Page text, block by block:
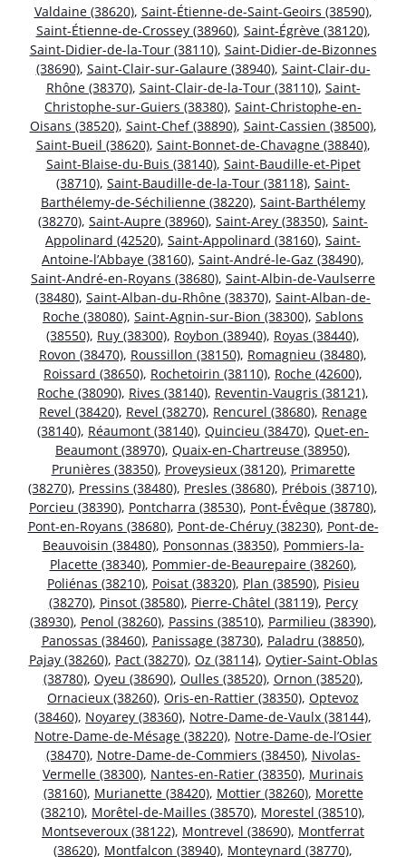
Valdaine (38620), Saint-Étienne-de-Saint-Geoirs (38590),
Saint-Étienne-de-Crossey (38960), Saint-Égrève (38120),
Saint-Didier-de-la-Tour (38110), Saint-Didier-de-Bizonnes
(38690), Saint-Clair-sur-Galaure (38940), Saint-Clair-du-
Rhône (38370), Saint-Clair-de-la-Tour (38110), Saint-
Christophe-sur-Guiers (38380), Saint-Christophe-en-
Oisans (38520), Saint-Chef (38890), Saint-Cassien (38500),
Saint-Bueil (38620), Saint-Bonnet-de-Chavagne (38840),
Saint-Blaise-du-Buis (38140), Saint-Baudille-et-Pipet
(38710), Saint-Baudille-de-la-Tour (38118), Saint-
Barthélemy-de-Séchilienne (38220), Saint-Barthélemy
(38270), Saint-Aupre (38960), Saint-Arey (38350), Saint-
Appolinard (42520), Saint-Appolinard (38160), Saint-
Antoine-l’Abbaye (38160), Saint-André-le-Gaz (38490),
Saint-André-en-Royans (38680), Saint-Albin-de-Vaulserre
(38480), Saint-Alban-du-Rhône (38370), Saint-Alban-de-
Roche (38080), Saint-Agnin-sur-Bion (38300), Sablons
(38550), Ruy (38300), Roybon (38940), Royas (38440),
Rovon (38470), Roussillon (38150), Romagnieu (38480),
Roissard (38650), Rochetoirin (38110), Roche (42600),
Roche (38090), Rives (38140), Reventin-Vaugris (38121),
Revel (38420), Revel (38270), Rencurel (38680), Renage
(38140), Réaumont (38140), Quincieu (38470), Quet-en-
Beaumont (38970), Quaix-en-Chartreuse (38950),
Prunières (38350), Proveysieux (38120), Primarette
(38270), Pressins (38480), Presles (38680), Prébois (38710),
Porcieu (38390), Pontcharra (38530), Pont-Évêque (38780),
Pont-en-Royans (38680), Pont-de-Chéruy (38230), Pont-de-
Beauvoisin (38480), Ponsonnas (38350), Pommiers-la-
Placette (38340), Pommier-de-Beaurepaire (38260),
Poliénas (38210), Poisat (38320), Plan (38590), Pisieu
(38270), Pinsot (38580), Pierre-Châtel (38119), Percy
(38930), Penol (38260), Passins (38510), Parmilieu (38390),
Panossas (38460), Panissage (38730), Paladru (38850),
Pajay (38260), Pact (38270), Oz (38114), Oytier-Saint-Oblas
(38780), Oyeu (38690), Oulles (38520), Ornon (38520),
Ornacieux (38260), Oris-en-Rattier (38350), Optevoz
(38460), Noyarey (38360), Notre-Dame-de-Vaulx (38144),
Notre-Dame-de-Mésage (38220), Notre-Dame-de-l’Osier
(38470), Notre-Dame-de-Commiers (38450), Nivolas-
Vermelle (38300), Nantes-en-Ratier (38350), Murinais
(38160), Murianette (38420), Mottier (38260), Morette
(38210), Morêtel-de-Mailles (38570), Morestel (38510),
Montseveroux (38122), Montrevel (38690), Montferrat
(38620), Montfalcon (38940), Monteynard (38770),